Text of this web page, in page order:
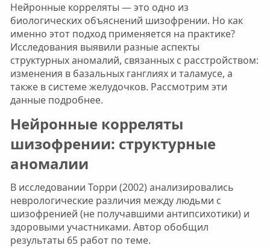
Нейронные корреляты — это одно из
биологических объяснений шизофрении. Но как
именно этот подход применяется на практике?
Исследования выявили разные аспекты
структурных аномалий, связанных с расстройством:
изменения в базальных ганглиях и таламусе, а
также в системе желудочков. Рассмотрим эти
данные подробнее.
Нейронные корреляты
шизофрении: структурные
аномалии​
В исследовании Торри (2002) анализировались
неврологические различия между людьми с
шизофренией (не получавшими антипсихотики) и
здоровыми участниками. Автор обобщил
результаты 65 работ по теме.